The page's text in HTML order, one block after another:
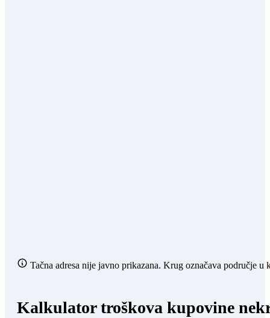
Tačna adresa nije javno prikazana. Krug označava područje
Kalkulator troškova kupovine